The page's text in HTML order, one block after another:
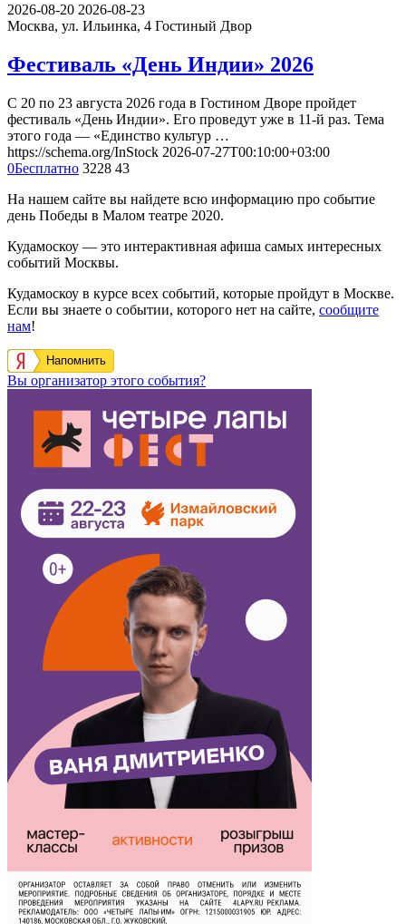
2026-08-20 2026-08-23
Москва, ул. Ильинка, 4 Гостиный Двор
Фестиваль «День Индии» 2026
С 20 по 23 августа 2026 года в Гостином Дворе пройдет
фестиваль «День Индии». Его проведут уже в 11-й раз. Тема
этого года — «Единство культур …
https://schema.org/InStock 2026-07-27T00:10:00+03:00
0Бесплатно 3228 43
На нашем сайте вы найдете всю информацию про событие
день Победы в Малом театре 2020.
Кудамоскоу — это интерактивная афиша самых интересных
событий Москвы.
Кудамоскоу в курсе всех событий, которые пройдут в Москве.
Если вы знаете о событии, которого нет на сайте, сообщите
нам!
Напомнить
Вы организатор этого события?